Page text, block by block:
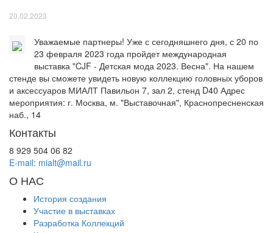
20.02.2023
Уважаемые партнеры! Уже с сегодняшнего дня, с 20 по
23 февраля 2023 года пройдет международная
выставка "CJF - Детская мода 2023. Весна". На нашем
стенде вы сможете увидеть новую коллекцию головных уборов
и аксессуаров МИАЛТ Павильон 7, зал 2, стенд D40 Адрес
мероприятия: г. Москва, м. "Выставочная", Краснопресненская
наб., 14
Контакты
8 929 504 06 82
E-mail: mialt@mail.ru
О НАС
История создания
Участие в выставках
Разработка Коллекций